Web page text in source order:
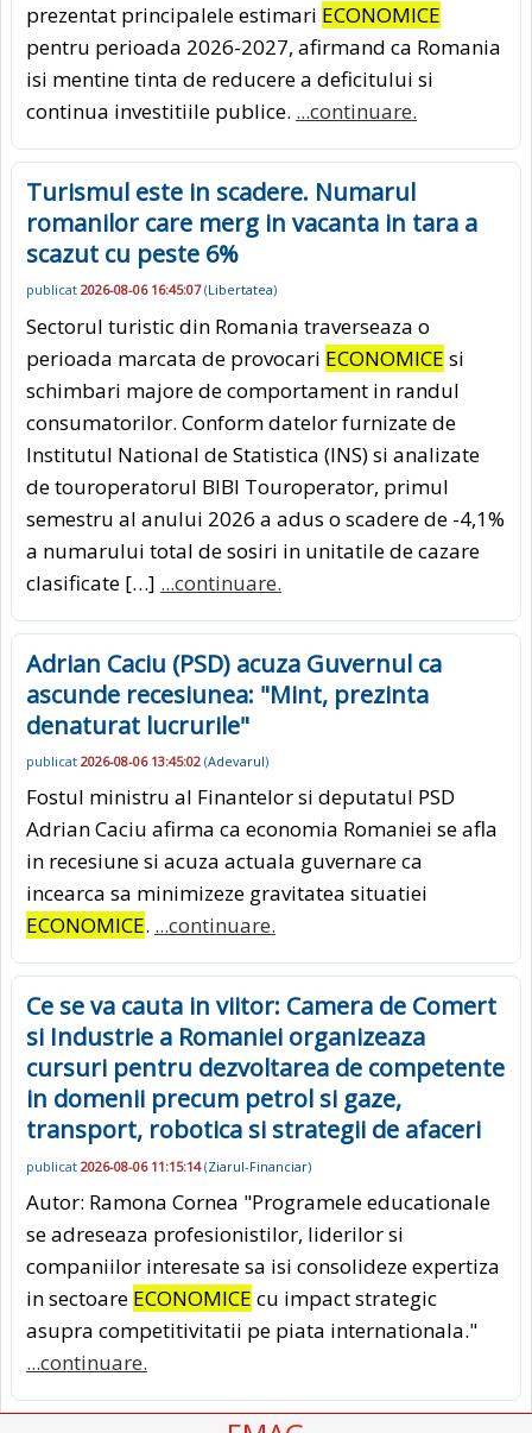
prezentat principalele estimari ECONOMICE
pentru perioada 2026-2027, afirmand ca Romania
isi mentine tinta de reducere a deficitului si
continua investitiile publice. ...continuare.
Turismul este in scadere. Numarul
romanilor care merg in vacanta in tara a
scazut cu peste 6%
publicat 2026-08-06 16:45:07(Libertatea)
Sectorul turistic din Romania traverseaza o
perioada marcata de provocari ECONOMICE si
schimbari majore de comportament in randul
consumatorilor. Conform datelor furnizate de
Institutul National de Statistica (INS) si analizate
de touroperatorul BIBI Touroperator, primul
semestru al anului 2026 a adus o scadere de -4,1%
a numarului total de sosiri in unitatile de cazare
clasificate […] ...continuare.
Adrian Caciu (PSD) acuza Guvernul ca
ascunde recesiunea: "Mint, prezinta
denaturat lucrurile"
publicat 2026-08-06 13:45:02 (Adevarul)
Fostul ministru al Finantelor si deputatul PSD
Adrian Caciu afirma ca economia Romaniei se afla
in recesiune si acuza actuala guvernare ca
incearca sa minimizeze gravitatea situatiei
ECONOMICE. ...continuare.
Ce se va cauta in viitor: Camera de Comert
si Industrie a Romaniei organizeaza
cursuri pentru dezvoltarea de competente
in domenii precum petrol si gaze,
transport, robotica si strategii de afaceri
publicat 2026-08-06 11:15:14(Ziarul-Financiar)
Autor: Ramona Cornea "Programele educationale
se adreseaza profesionistilor, liderilor si
companiilor interesate sa isi consolideze expertiza
in sectoare ECONOMICE cu impact strategic
asupra competitivitatii pe piata internationala."
...continuare.